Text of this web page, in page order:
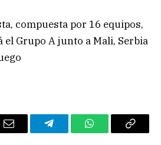
compuesta por 16 equipos,
Grupo A junto a Mali, Serbia
Email TelegramWhatsAppCopy